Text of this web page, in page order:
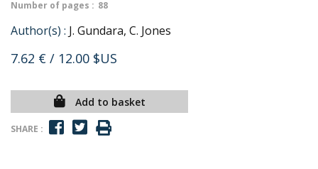
Number of pages : 88
Author(s) : J. Gundara, C. Jones
7.62 € / 12.00 $US
Add to basket
SHARE :